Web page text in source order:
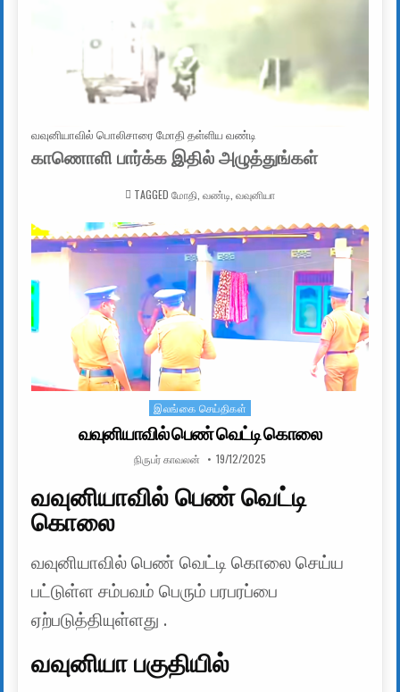
வவுனியாவில் பொலிசாரை மோதி தள்ளிய வண்டி
காணொளி பார்க்க இதில் அழுத்துங்கள்
TAGGED மோதி வண்டி வவுனியா
Posted in
இலங்கை செய்திகள்
வவுனியாவில் பெண் வெட்டி கொலை
AUTHOR:
நிருபர் காவலன் PUBLISHED DATE:
19/12/2025
வவுனியாவில் பெண் வெட்டி
கொலை
வவுனியாவில் பெண் வெட்டி கொலை செய்ய
பட்டுள்ள சம்பவம் பெரும் பரபரப்பை
ஏற்படுத்தியுள்ளது .
வவுனியா பகுதியில்